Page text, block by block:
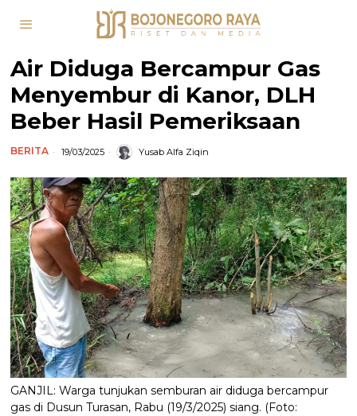
Air Diduga Bercampur Gas
Menyembur di Kanor, DLH
Beber Hasil Pemeriksaan
BERITA 19/03/2025 Yusab Alfa Ziqin
GANJIL: Warga tunjukan semburan air diduga bercampur
gas di Dusun Turasan, Rabu (19/3/2025) siang. (Foto: